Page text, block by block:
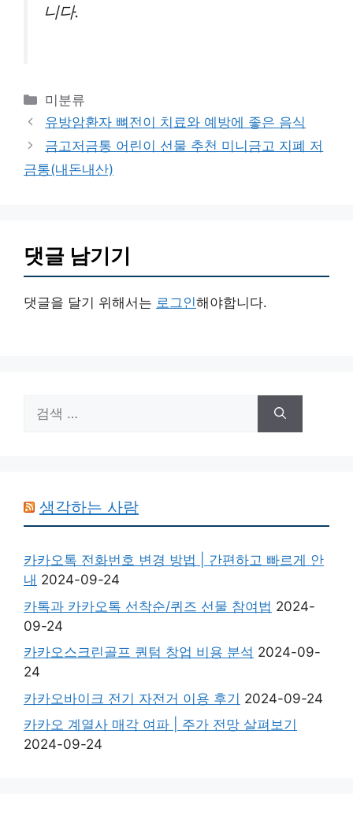
니다.
카
테
고
리
미분류
유방암환자 뼈전이 치료와 예방에 좋은 음식
금고저금통 어린이 선물 추천 미니금고 지폐 저
금통(내돈내산)
댓글 남기기
댓글을 달기 위해서는 로그인해야합니다.
색:
생각하는 사람
카카오톡 전화번호 변경 방법 | 간편하고 빠르게 안
내 2024-09-24
카톡과 카카오톡 선착순/퀴즈 선물 참여법 2024-
09-24
카카오스크린골프 퀀텀 창업 비용 분석 2024-09-
24
카카오바이크 전기 자전거 이용 후기 2024-09-24
카카오 계열사 매각 여파 | 주가 전망 살펴보기
2024-09-24